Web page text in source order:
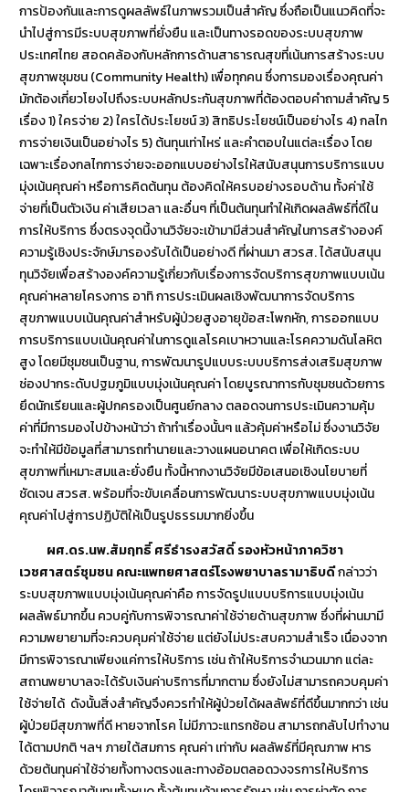
การป้องกันและการดูผลลัพธ์ในภาพรวมเป็นสำคัญ ซึ่งถือเป็นแนวคิดที่จะ
นำไปสู่การมีระบบสุขภาพที่ยั่งยืน และเป็นทางรอดของระบบสุขภาพ
ประเทศไทย สอดคล้องกับหลักการด้านสาธารณสุขที่เน้นการสร้างระบบ
สุขภาพชุมชน (Community Health) เพื่อทุกคน ซึ่งการมองเรื่องคุณค่า
มักต้องเกี่ยวโยงไปถึงระบบหลักประกันสุขภาพที่ต้องตอบคำถามสำคัญ 5
เรื่อง 1) ใครจ่าย 2) ใครได้ประโยชน์ 3) สิทธิประโยชน์เป็นอย่างไร 4) กลไก
การจ่ายเงินเป็นอย่างไร 5) ต้นทุนเท่าไหร่ และคำตอบในแต่ละเรื่อง โดย
เฉพาะเรื่องกลไกการจ่ายจะออกแบบอย่างไรให้สนับสนุนการบริการแบบ
มุ่งเน้นคุณค่า หรือการคิดต้นทุน ต้องคิดให้ครบอย่างรอบด้าน ทั้งค่าใช้
จ่ายที่เป็นตัวเงิน ค่าเสียเวลา และอื่นๆ ที่เป็นต้นทุนทำให้เกิดผลลัพธ์ที่ดีใน
การให้บริการ ซึ่งตรงจุดนี้งานวิจัยจะเข้ามามีส่วนสำคัญในการสร้างองค์
ความรู้เชิงประจักษ์มารองรับได้เป็นอย่างดี ที่ผ่านมา สวรส. ได้สนับสนุน
ทุนวิจัยเพื่อสร้างองค์ความรู้เกี่ยวกับเรื่องการจัดบริการสุขภาพแบบเน้น
คุณค่าหลายโครงการ อาทิ การประเมินผลเชิงพัฒนาการจัดบริการ
สุขภาพแบบเน้นคุณค่าสำหรับผู้ป่วยสูงอายุข้อสะโพกหัก, การออกแบบ
การบริการแบบเน้นคุณค่าในการดูแลโรคเบาหวานและโรคความดันโลหิต
สูง โดยมีชุมชนเป็นฐาน, การพัฒนารูปแบบระบบบริการส่งเสริมสุขภาพ
ช่องปากระดับปฐมภูมิแบบมุ่งเน้นคุณค่า โดยบูรณาการกับชุมชนด้วยการ
ยึดนักเรียนและผู้ปกครองเป็นศูนย์กลาง ตลอดจนการประเมินความคุ้ม
ค่าที่มีการมองไปข้างหน้าว่า ถ้าทำเรื่องนั้นๆ แล้วคุ้มค่าหรือไม่ ซึ่งงานวิจัย
จะทำให้มีข้อมูลที่สามารถทำนายและวางแผนอนาคต เพื่อให้เกิดระบบ
สุขภาพที่เหมาะสมและยั่งยืน ทั้งนี้หากงานวิจัยมีข้อเสนอเชิงนโยบายที่
ชัดเจน สวรส. พร้อมที่จะขับเคลื่อนการพัฒนาระบบสุขภาพแบบมุ่งเน้น
คุณค่าไปสู่การปฏิบัติให้เป็นรูปธรรมมากยิ่งขึ้น
ผศ.ดร.นพ.สัมฤทธิ์ ศรีธำรงสวัสดิ์ รองหัวหน้าภาควิชา
เวชศาสตร์ชุมชน คณะแพทยศาสตร์โรงพยาบาลรามาธิบดีกล่าวว่า
ระบบสุขภาพแบบมุ่งเน้นคุณค่าคือ การจัดรูปแบบบริการแบบมุ่งเน้น
ผลลัพธ์มากขึ้น ควบคู่กับการพิจารณาค่าใช้จ่ายด้านสุขภาพ ซึ่งที่ผ่านมามี
ความพยายามที่จะควบคุมค่าใช้จ่าย แต่ยังไม่ประสบความสำเร็จ เนื่องจาก
มีการพิจารณาเพียงแค่การให้บริการ เช่น ถ้าให้บริการจำนวนมาก แต่ละ
สถานพยาบาลจะได้รับเงินค่าบริการที่มากตาม ซึ่งยังไม่สามารถควบคุมค่า
ใช้จ่ายได้ ดังนั้นสิ่งสำคัญจึงควรทำให้ผู้ป่วยได้ผลลัพธ์ที่ดีขึ้นมากกว่า เช่น
ผู้ป่วยมีสุขภาพที่ดี หายจากโรค ไม่มีภาวะแทรกซ้อน สามารถกลับไปทำงาน
ได้ตามปกติ ฯลฯ ภายใต้สมการ คุณค่า เท่ากับ ผลลัพธ์ที่มีคุณภาพ หาร
ด้วยต้นทุนค่าใช้จ่ายทั้งทางตรงและทางอ้อมตลอดวงจรการให้บริการ